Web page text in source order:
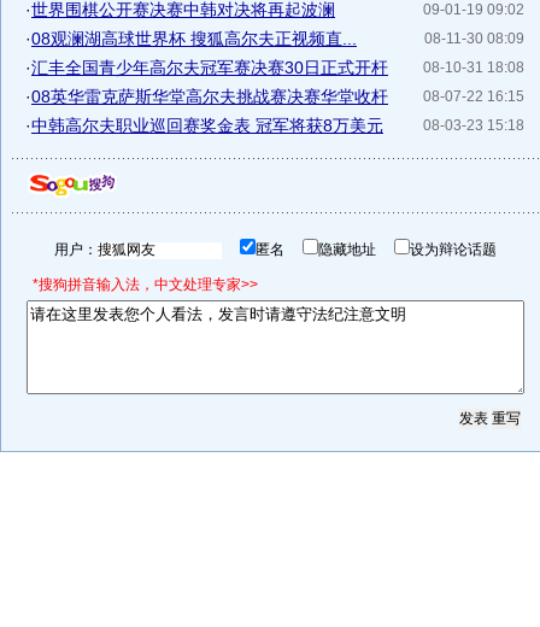
09-01-19 09:02
·世界围棋公开赛决赛中韩对决将再起波澜
08-11-30 08:09
·08观澜湖高球世界杯 搜狐高尔夫正视频直...
08-10-31 18:08
·汇丰全国青少年高尔夫冠军赛决赛30日正式开杆
08-07-22 16:15
·08英华雷克萨斯华堂高尔夫挑战赛决赛华堂收杆
08-03-23 15:18
·中韩高尔夫职业巡回赛奖金表 冠军将获8万美元
用户： 匿名 隐藏地址 设为辩论话题
*搜狗拼音输入法，中文处理专家>>